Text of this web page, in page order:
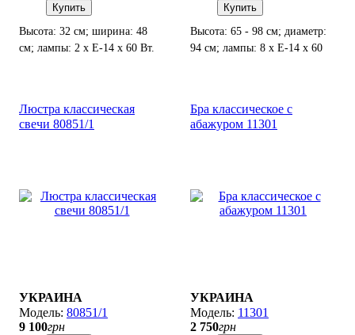
Купить
Высота: 32 см; ширина: 48
см; лампы: 2 х Е-14 х 60 Вт.
Купить
Высота: 65 - 98 см; диаметр:
94 см; лампы: 8 х Е-14 х 60
Люстра классическая
свечи 80851/1
УКРАИНА
80851/1
9 100грн
Бра классическое с
абажуром 11301
УКРАИНА
11301
2 750грн